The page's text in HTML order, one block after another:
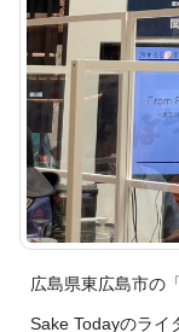
広島県東広島市の
Sake Todayのライ